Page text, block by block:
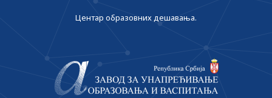
Центар образовних дешавања.